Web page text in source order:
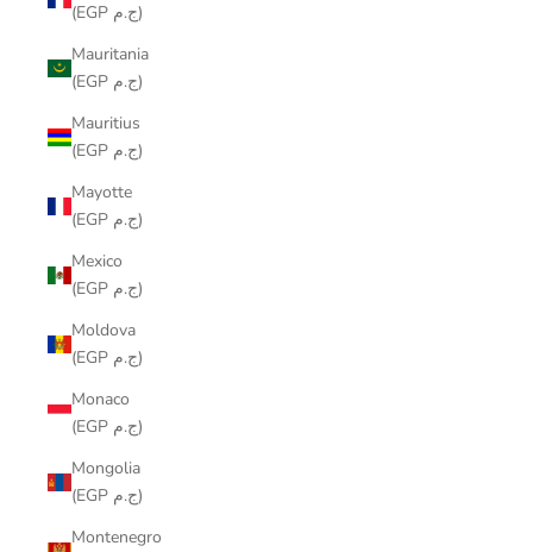
(EGP ج.م)
Mauritania
(EGP ج.م)
Mauritius
(EGP ج.م)
Mayotte
(EGP ج.م)
Mexico
(EGP ج.م)
Moldova
(EGP ج.م)
Monaco
(EGP ج.م)
Mongolia
(EGP ج.م)
Montenegro